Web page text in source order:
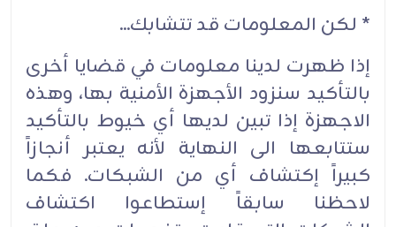
* لكن المعلومات قد تتشابك...
إذا ظهرت لدينا معلومات في قضايا أخرى
بالتأكيد سنزود الأجهزة الأمنية بها، وهذه
الاجهزة إذا تبين لديها أي خيوط بالتأكيد
ستتابعها الى النهاية لأنه يعتبر أنجازاً
كبيراً إكتشاف أي من الشبكات. فكما
لاحظنا سابقاً إستطاعوا اكتشاف